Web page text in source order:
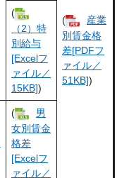
(
産業
別賃金格
差[PDFフ
ァイル／
51KB])
(
（2）特
別給与
[Excelフ
ァイル／
15KB])
(
男
女別賃金
格差
[Excelフ
ァイル／